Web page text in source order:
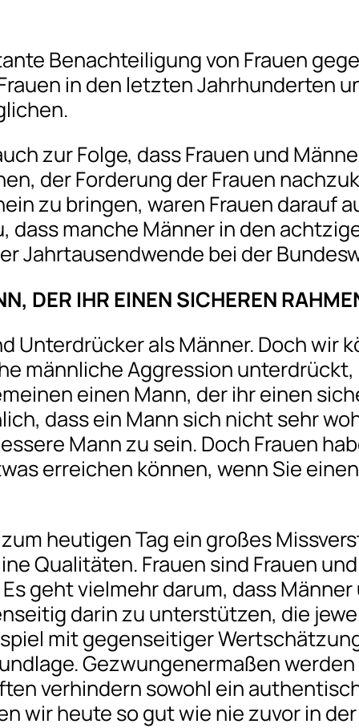
Benachteiligung von Frauen
in den letzten Jahrhunderten
zur Folge, dass Frauen und
der Forderung der Frauen
zu bringen, waren Frauen darauf
dass manche Männer in den
Jahrtausendwende bei der
DER IHR EINEN SICHEREN
Unterdrücker als Männer. Doch
männliche Aggression
einen Mann, der ihr einen
dass ein Mann sich nicht sehr
Mann zu sein. Doch Frauen
erreichen können, wenn Sie
heutigen Tag ein großes
Qualitäten. Frauen sind Frauen
geht vielmehr darum, dass
darin zu unterstützen, die
mit gegenseitiger
Gezwungenermaßen
verhindern sowohl ein
wir heute so gut wie nie zuvor in